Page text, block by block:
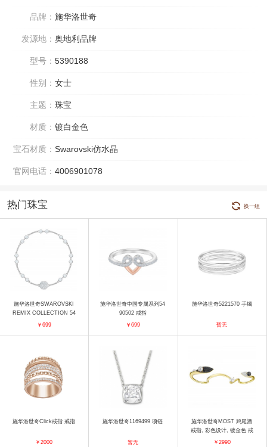
品牌： 施华洛世奇
发源地： 奥地利品牌
型号： 5390188
性别： 女士
主题： 珠宝
材质： 镀白金色
宝石材质： Swarovski仿水晶
官网电话： 4006901078
热门珠宝 换一组
施华洛世奇SWAROVSKI
REMIX COLLECTION 54
32774 手镯
￥699
施华洛世奇中国专属系列54
90502 戒指
￥699
施华洛世奇5221570 手镯
暂无
施华洛世奇Click戒指 戒指
￥2000
施华洛世奇1169499 项链
暂无
施华洛世奇MOST 鸡尾酒
戒指, 彩色设计, 镀金色 戒
指
￥2990